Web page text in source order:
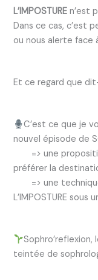
L’IMPOSTUREn’est
Dans ce cas, c’est
ou nous alerte face
Et ce regard que
C’est ce que je
nouvel épisode de
=> une
préférer la
=> une
L’IMPOSTURE sous
teintée de